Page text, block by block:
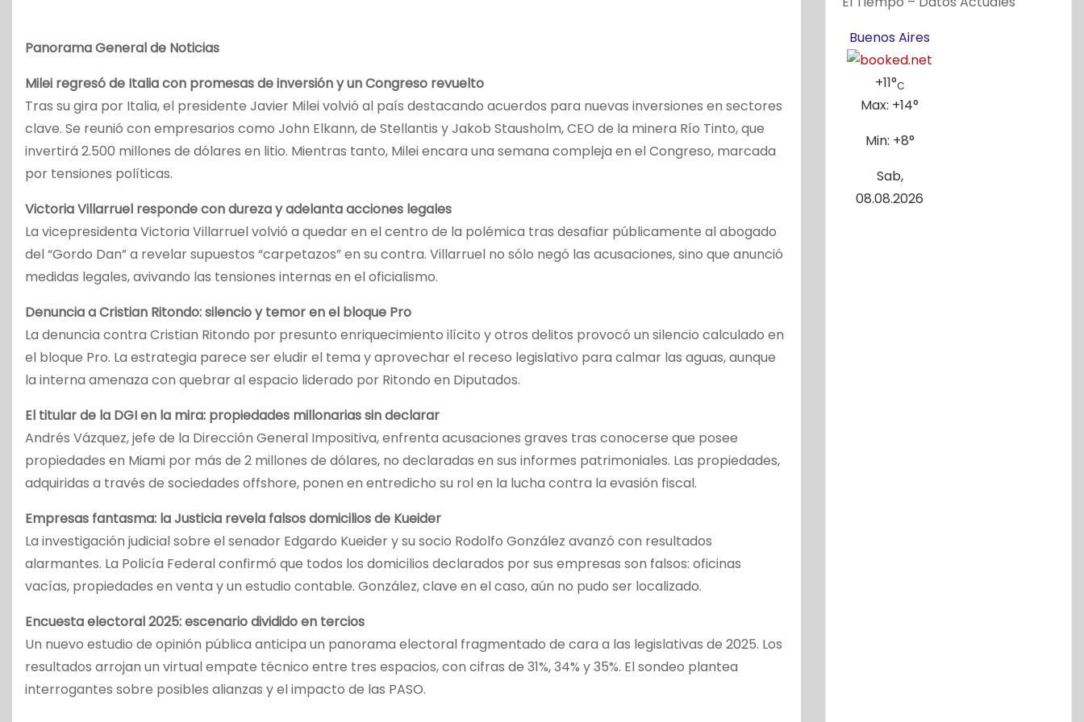
Panorama General de Noticias
Milei regresó de Italia con promesas de inversión y un Congreso revuelto
Tras su gira por Italia, el presidente Javier Milei volvió al país destacando acuerdos para nuevas inversiones en sectores
clave. Se reunió con empresarios como John Elkann, de Stellantis y Jakob Stausholm, CEO de la minera Río Tinto, que
invertirá 2.500 millones de dólares en litio. Mientras tanto, Milei encara una semana compleja en el Congreso, marcada
por tensiones políticas.
Victoria Villarruel responde con dureza y adelanta acciones legales
La vicepresidenta Victoria Villarruel volvió a quedar en el centro de la polémica tras desafiar públicamente al abogado
del “Gordo Dan” a revelar supuestos “carpetazos” en su contra. Villarruel no sólo negó las acusaciones, sino que anunció
medidas legales, avivando las tensiones internas en el oficialismo.
Denuncia a Cristian Ritondo: silencio y temor en el bloque Pro
La denuncia contra Cristian Ritondo por presunto enriquecimiento ilícito y otros delitos provocó un silencio calculado en
el bloque Pro. La estrategia parece ser eludir el tema y aprovechar el receso legislativo para calmar las aguas, aunque
la interna amenaza con quebrar al espacio liderado por Ritondo en Diputados.
El titular de la DGI en la mira: propiedades millonarias sin declarar
Andrés Vázquez, jefe de la Dirección General Impositiva, enfrenta acusaciones graves tras conocerse que posee
propiedades en Miami por más de 2 millones de dólares, no declaradas en sus informes patrimoniales. Las propiedades,
adquiridas a través de sociedades offshore, ponen en entredicho su rol en la lucha contra la evasión fiscal.
Empresas fantasma: la Justicia revela falsos domicilios de Kueider
La investigación judicial sobre el senador Edgardo Kueider y su socio Rodolfo González avanzó con resultados
alarmantes. La Policía Federal confirmó que todos los domicilios declarados por sus empresas son falsos: oficinas
vacías, propiedades en venta y un estudio contable. González, clave en el caso, aún no pudo ser localizado.
Encuesta electoral 2025: escenario dividido en tercios
Un nuevo estudio de opinión pública anticipa un panorama electoral fragmentado de cara a las legislativas de 2025. Los
resultados arrojan un virtual empate técnico entre tres espacios, con cifras de 31%, 34% y 35%. El sondeo plantea
interrogantes sobre posibles alianzas y el impacto de las PASO.
Buenos Aires
+11°C
Max: +14°
Min: +8°
Sab,
08.08.2026